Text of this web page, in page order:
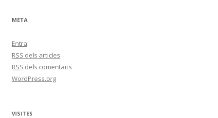
META
Entra
RSS dels articles
RSS dels comentaris
WordPress.org
VISITES